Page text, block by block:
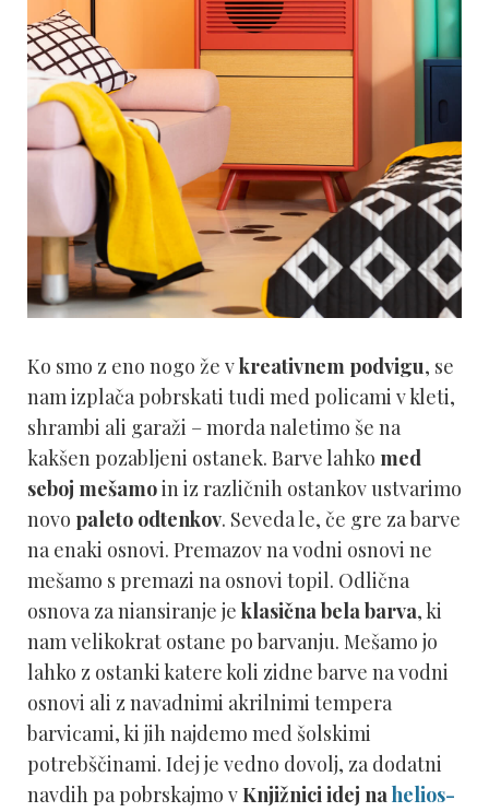
Ko smo z eno nogo že vkreativnem podvigu, se
nam izplača pobrskati tudi med policami v kleti,
shrambi ali garaži – morda naletimo še na
kakšen pozabljeni ostanek. Barve lahko med
seboj mešamoin iz različnih ostankov ustvarimo
novo paleto odtenkov. Seveda le, če gre za barve
na enaki osnovi. Premazov na vodni osnovi ne
mešamo s premazi na osnovi topil. Odlična
osnova za niansiranje je klasična bela barva, ki
nam velikokrat ostane po barvanju. Mešamo jo
lahko z ostanki katere koli zidne barve na vodni
osnovi ali z navadnimi akrilnimi tempera
barvicami, ki jih najdemo med šolskimi
potrebščinami. Idej je vedno dovolj, za dodatni
navdih pa pobrskajmo vKnjižnici idej nahelios-